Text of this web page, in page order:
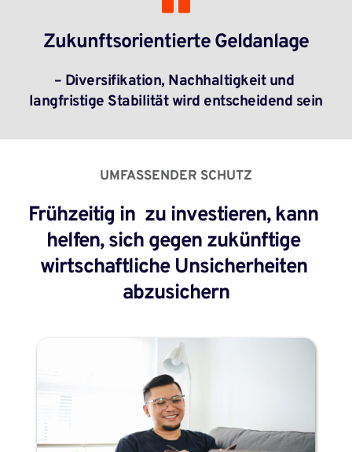
Zukunftsorientierte Geldanlage
– Diversifikation, Nachhaltigkeit und
langfristige Stabilität wird entscheidend sein
UMFASSENDER SCHUTZ
Frühzeitig in  zu investieren, kann
helfen, sich gegen zukünftige
wirtschaftliche Unsicherheiten
abzusichern